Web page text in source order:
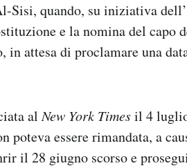
Sisi, quando, su iniziativa
e la nomina del
in attesa di proclamare una
alNew York Timesil 4
poteva essere rimandata, a
il 28 giugno scorso e